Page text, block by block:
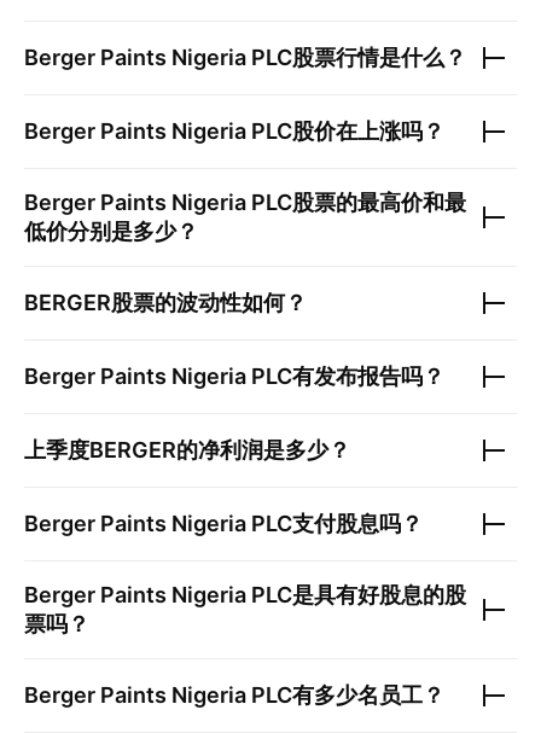
Berger Paints Nigeria PLC股票行情是什么？
Berger Paints Nigeria PLC股价在上涨吗？
Berger Paints Nigeria PLC股票的最高价和最
低价分别是多少？
BERGER股票的波动性如何？
Berger Paints Nigeria PLC有发布报告吗？
上季度BERGER的净利润是多少？
Berger Paints Nigeria PLC支付股息吗？
Berger Paints Nigeria PLC是具有好股息的股
票吗？
Berger Paints Nigeria PLC有多少名员工？